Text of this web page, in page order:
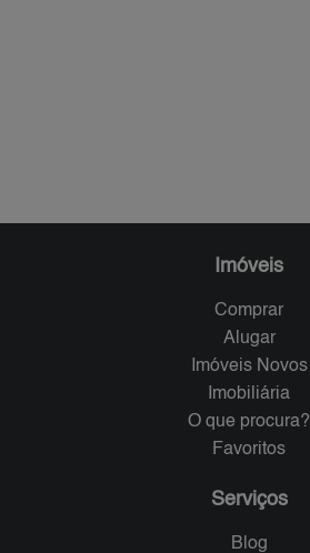
Imóveis
Comprar
Alugar
Imóveis Novos
Imobiliária
O que procura?
Favoritos
Serviços
Blog